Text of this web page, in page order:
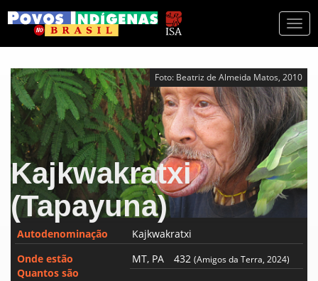
Foto: Beatriz de Almeida Matos, 2010
Kajkwakratxi
(Tapayuna)
Autodenominação
Kajkwakratxi
Onde estão
Quantos são
MT, PA 432(Amigos da Terra, 2024)